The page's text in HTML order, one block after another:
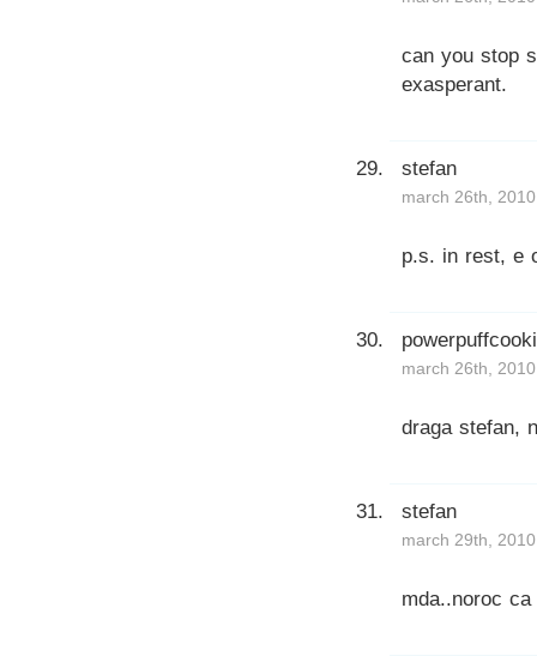
can you stop
exasperant.
stefan
march 26th,
p.s. in rest, e
march 26th,
draga stefan,
stefan
march 29th,
mda..noroc ca